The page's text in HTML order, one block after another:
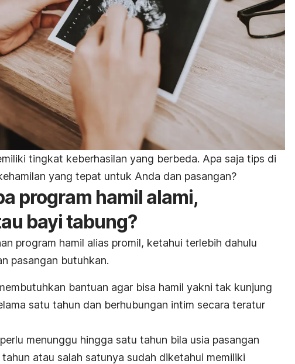
tingkat keberhasilan yang berbeda. Apa saja tips di
yang tepat untuk Anda dan pasangan?
program hamil alami,
bayi tabung?
program hamil alias promil, ketahui terlebih dahulu
pasangan butuhkan.
bantuan agar bisa hamil yakni tak kunjung
satu tahun dan berhubungan intim secara teratur
menunggu hingga satu tahun bila usia pasangan
atau salah satunya sudah diketahui memiliki